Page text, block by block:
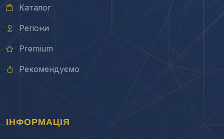
Каталог
Регіони
Premium
Рекомендуємо
ІНФОРМАЦІЯ